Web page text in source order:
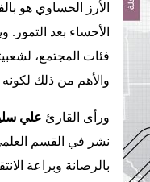
الأرز الحساوي هو
الأحساء بعد التمور.
فئات المجتمع،
والأهم من ذلك
ورأى القارئ علي
نشر في القسم
بالرصانة وبراعة